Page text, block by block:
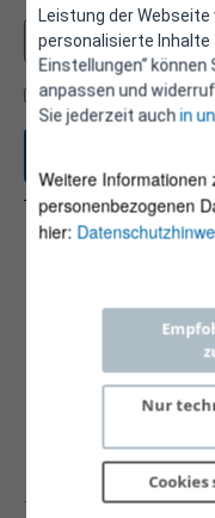
Leistung der
personalisierte Inhalte
Einstellungen“
anpassen und
Sie jederzeit auchin
Weitere Informationen
personenbezogenen
hier:
Nur
Gebäude
A1503054
1070 Wien, AT
https://
Prozesse